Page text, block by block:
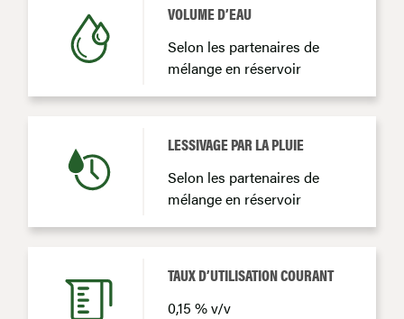
VOLUME D’EAU
Selon les partenaires de
mélange en réservoir
LESSIVAGE PAR LA PLUIE
Selon les partenaires de
mélange en réservoir
TAUX D’UTILISATION COURANT
0,15 % v/v